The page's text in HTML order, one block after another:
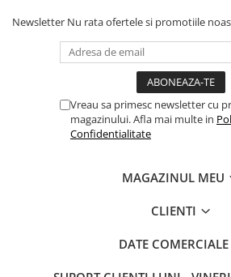
Cabluri retea
Telefoane si tablete
Tablete Grafice
Newsletter Nu rata ofertele si promotiile
Vreau sa primesc newsletter cu
magazinului. Afla mai multe in
Confidentialitate
MAGAZINUL MEU
CLIENTI
DATE COMERCIALE